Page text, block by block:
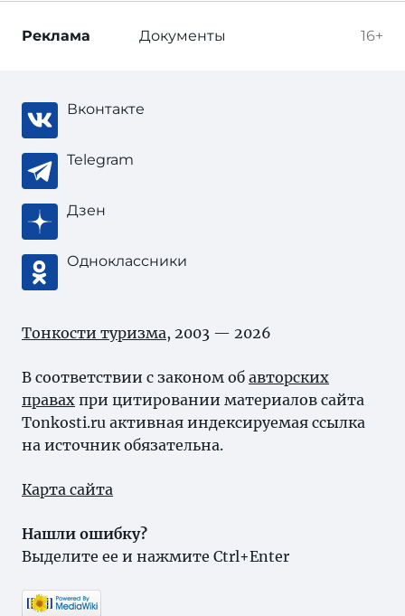
16+
Реклама Документы
Вконтакте
Telegram
Дзен
Одноклассники
Тонкости туризма, 2003 — 2026
В соответствии с законом об авторских
правах при цитировании материалов сайта
Tonkosti.ru активная индексируемая ссылка
на источник обязательна.
Карта сайта
Нашли ошибку?
Выделите ее и нажмите Ctrl+Enter